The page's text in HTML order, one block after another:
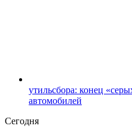
утильсбора: конец
автомобилей
Сегодня